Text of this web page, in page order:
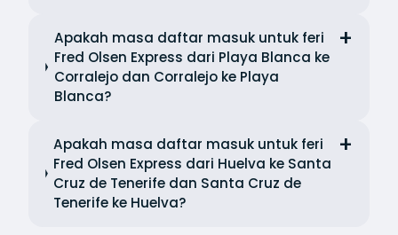
Apakah masa daftar masuk untuk feri
Fred Olsen Express dari Playa Blanca ke
Corralejo dan Corralejo ke Playa
Blanca?
Apakah masa daftar masuk untuk feri
Fred Olsen Express dari Huelva ke Santa
Cruz de Tenerife dan Santa Cruz de
Tenerife ke Huelva?